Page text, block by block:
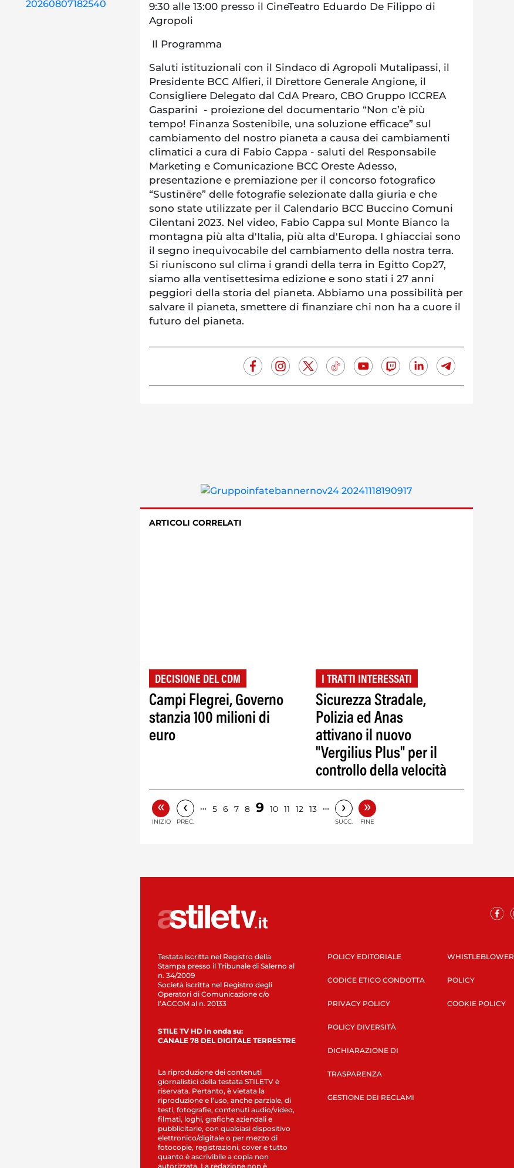
9:30 alle 13:00 presso il CineTeatro Eduardo De Filippo di
Agropoli
Il Programma
Saluti istituzionali con il Sindaco di Agropoli Mutalipassi, il
Presidente BCC Alfieri, il Direttore Generale Angione, il
Consigliere Delegato dal CdA Prearo, CBO Gruppo ICCREA
Gasparini - proiezione del documentario “Non c’è più
tempo! Finanza Sostenibile, una soluzione efficace” sul
cambiamento del nostro pianeta a causa dei cambiamenti
climatici a cura di Fabio Cappa - saluti del Responsabile
Marketing e Comunicazione BCC Oreste Adesso,
presentazione e premiazione per il concorso fotografico
“Sustinēre” delle fotografie selezionate dalla giuria e che
sono state utilizzate per il Calendario BCC Buccino Comuni
Cilentani 2023. Nel video, Fabio Cappa sul Monte Bianco la
montagna più alta d'Italia, più alta d'Europa. I ghiacciai sono
il segno inequivocabile del cambiamento della nostra terra.
Si riuniscono sul clima i grandi della terra in Egitto Cop27,
siamo alla ventisettesima edizione e sono stati i 27 anni
peggiori della storia del pianeta. Abbiamo una possibilità per
salvare il pianeta, smettere di finanziare chi non ha a cuore il
futuro del pianeta.
ARTICOLI CORRELATI
DECISIONE DEL CDM
Campi Flegrei, Governo
stanzia 100 milioni di
euro
I TRATTI INTERESSATI
Sicurezza Stradale,
Polizia ed Anas
attivano il nuovo
"Vergilius Plus" per il
controllo della velocità
«
INIZIO
‹
PREC.
… 5 6 7 8 9 10 11 12 13 … ›
SUCC.
»
FINE
Testata iscritta nel Registro della
Stampa presso il Tribunale di Salerno al
n. 34/2009
Società iscritta nel Registro degli
Operatori di Comunicazione c/o
l’AGCOM al n. 20133
STILE TV HD in onda su:
CANALE 78 DEL DIGITALE TERRESTRE
La riproduzione dei contenuti
giornalistici della testata STILETV è
riservata. Pertanto, è vietata la
riproduzione e l’uso, anche parziale, di
testi, fotografie, contenuti audio/video,
filmati, loghi, grafiche aziendali e
pubblicitarie, con qualsiasi dispositivo
elettronico/digitale o per mezzo di
fotocopie, registrazioni, cover e tutto
quanto è ascrivibile a copia non
autorizzata. La redazione non è
POLICY EDITORIALE
CODICE ETICO CONDOTTA
PRIVACY POLICY
POLICY DIVERSITÀ
DICHIARAZIONE DI
TRASPARENZA
GESTIONE DEI RECLAMI
WHISTLEBLOWER
POLICY
COOKIE POLICY